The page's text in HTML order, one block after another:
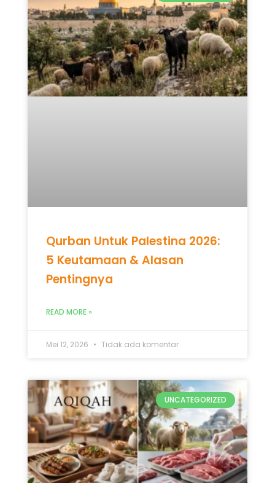
Qurban Untuk Palestina 2026:
5 Keutamaan & Alasan
Pentingnya
READ MORE »
Mei 12, 2026 Tidak ada komentar
UNCATEGORIZED